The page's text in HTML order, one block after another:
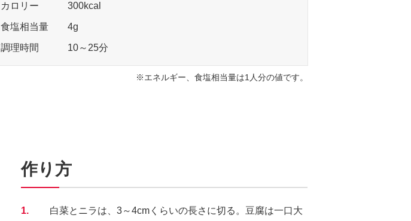
カロリー 300kcal
食塩相当量 4g
調理時間 10～25分
エネルギー、食塩相当量は1人分の値です。
作り方
1.
白菜とニラは、3～4cmくらいの長さに切る。豆腐は一口大